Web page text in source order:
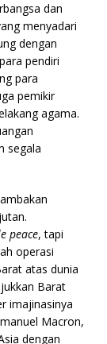
dan
menyadari
dengan
pendiri
para
pemikir
agama.
segala
peace, tapi
operasi
atas dunia
Barat
imajinasinya
Macron,
dengan